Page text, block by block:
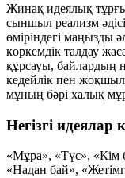
Жинақ идеялық
сыншыл реализм
өміріндегі маңызды
көркемдік талдау
құрсауы, байлардың
кедейлік пен
мұның бәрі халық
Негізгі идеялар
«Мұра», «Түс», «Кім
«Надан бай»,